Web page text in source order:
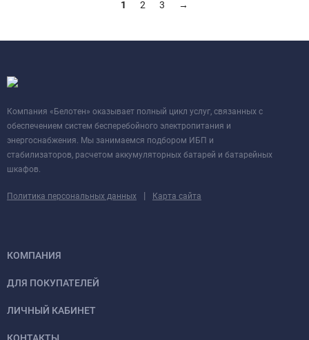
1 2 3 →
Компания «Белотен» оказывает полный цикл услуг, связанных с
обеспечением систем бесперебойного электропитания и
энергоснабжения. Мы занимаемся подбором ИБП и
стабилизаторов, расчетом аккумуляторных батарей и батарейных
шкафов.
Политика персональных данных | Карта сайта
КОМПАНИЯ
ДЛЯ ПОКУПАТЕЛЕЙ
ЛИЧНЫЙ КАБИНЕТ
КОНТАКТЫ